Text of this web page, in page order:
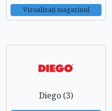
Vizualizați magazinul
Diego (3)